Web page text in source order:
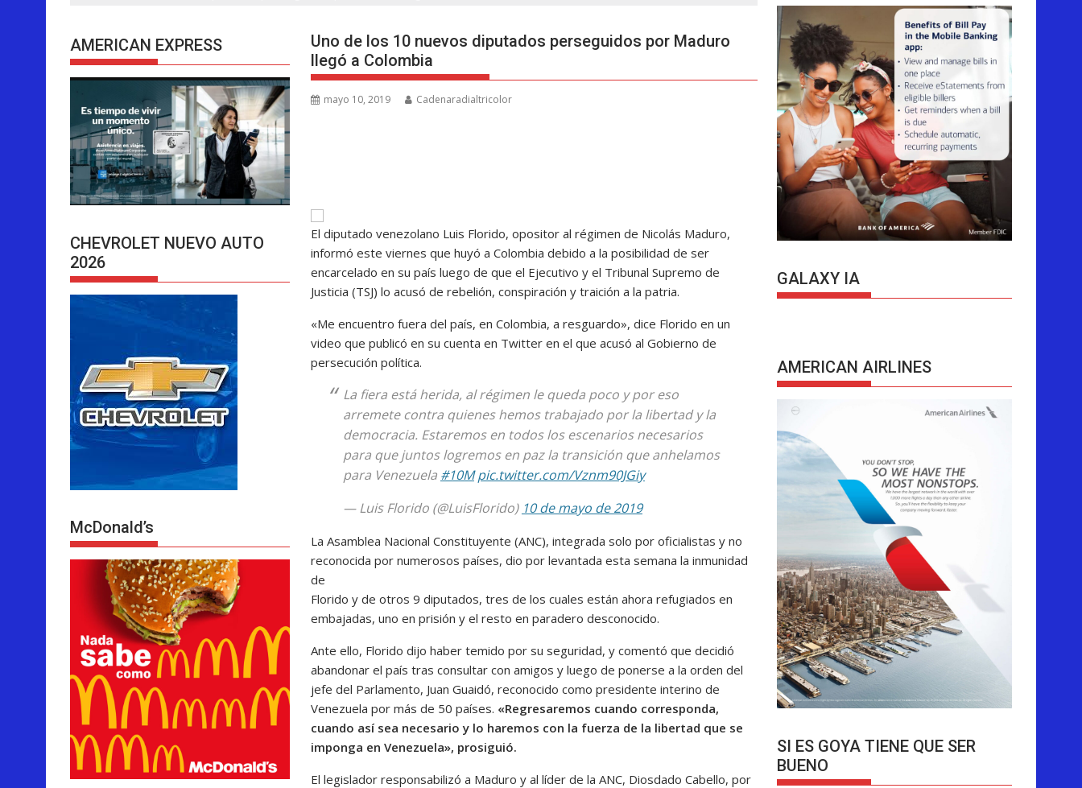
Uno de los 10 nuevos diputados perseguidos por Maduro
llegó a Colombia
mayo 10, 2019 Cadenaradialtricolor
El diputado venezolano Luis Florido, opositor al régimen de Nicolás Maduro,
informó este viernes que huyó a Colombia debido a la posibilidad de ser
encarcelado en su país luego de que el Ejecutivo y el Tribunal Supremo de
Justicia (TSJ) lo acusó de rebelión, conspiración y traición a la patria.
«Me encuentro fuera del país, en Colombia, a resguardo», dice Florido en un
video que publicó en su cuenta en Twitter en el que acusó al Gobierno de
persecución política.
La fiera está herida, al régimen le queda poco y por eso
arremete contra quienes hemos trabajado por la libertad y la
democracia. Estaremos en todos los escenarios necesarios
para que juntos logremos en paz la transición que anhelamos
para Venezuela #10M pic.twitter.com/Vznm90JGiy
— Luis Florido (@LuisFlorido) 10 de mayo de 2019
La Asamblea Nacional Constituyente (ANC), integrada solo por oficialistas y no
reconocida por numerosos países, dio por levantada esta semana la inmunidad
de
Florido y de otros 9 diputados, tres de los cuales están ahora refugiados en
embajadas, uno en prisión y el resto en paradero desconocido.
Ante ello, Florido dijo haber temido por su seguridad, y comentó que decidió
abandonar el país tras consultar con amigos y luego de ponerse a la orden del
jefe del Parlamento, Juan Guaidó, reconocido como presidente interino de
Venezuela por más de 50 países. «Regresaremos cuando corresponda,
cuando así sea necesario y lo haremos con la fuerza de la libertad que se
imponga en Venezuela», prosiguió.
El legislador responsabilizó a Maduro y al líder de la ANC, Diosdado Cabello, por
AMERICAN EXPRESS
CHEVROLET NUEVO AUTO
2026
McDonald’s
GALAXY IA
AMERICAN AIRLINES
SI ES GOYA TIENE QUE SER
BUENO